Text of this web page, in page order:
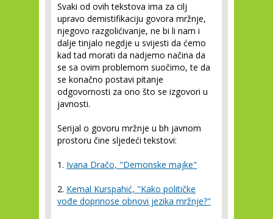
Svaki od ovih tekstova ima za cilj
upravo demistifikaciju govora mržnje,
njegovo razgolićivanje, ne bi li nam i
dalje tinjalo negdje u svijesti da ćemo
kad tad morati da nadjemo načina da
se sa ovim problemom suočimo, te da
se konačno postavi pitanje
odgovornosti za ono što se izgovori u
javnosti.
Serijal o govoru mržnje u bh javnom
prostoru čine sljedeći tekstovi:
1. Ivana Dračo, "Demonske majke"
2. Kemal Kurspahić, "Kako političke
vođe doprinose obnovi jezika mržnje?"